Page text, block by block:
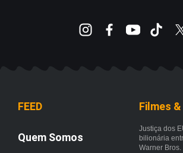
FEED
Quem Somos
Filmes
Justiça dos
bilionária
Warner Bros.